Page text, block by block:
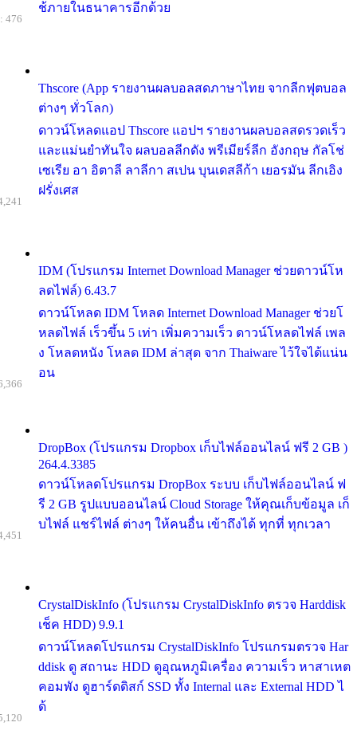
ช้ภายในธนาคารอีกด้วย
Thscore (App รายงานผลบอลสดภาษาไทย จากลีกฟุตบอล
ต่างๆ ทั่วโลก)
ดาวน์โหลดแอป Thscore แอปฯ รายงานผลบอลสดรวดเร็ว
และแม่นยำทันใจ ผลบอลลีกดัง พรีเมียร์ลีก อังกฤษ กัลโช่
เซเรีย อา อิตาลี ลาลีกา สเปน บุนเดสลีก้า เยอรมัน ลีกเอิง
ฝรั่งเศส
476
IDM (โปรแกรม Internet Download Manager ช่วยดาวน์โห
ลดไฟล์) 6.43.7
ดาวน์โหลด IDM โหลด Internet Download Manager ช่วยโ
หลดไฟล์ เร็วขึ้น 5 เท่า เพิ่มความเร็ว ดาวน์โหลดไฟล์ เพล
ง โหลดหนัง โหลด IDM ล่าสุด จาก Thaiware ไว้ใจได้แน่น
อน
DropBox (โปรแกรม Dropbox เก็บไฟล์ออนไลน์ ฟรี 2 GB )
264.4.3385
ดาวน์โหลดโปรแกรม DropBox ระบบ เก็บไฟล์ออนไลน์ ฟ
รี 2 GB รูปแบบออนไลน์ Cloud Storage ให้คุณเก็บข้อมูล เก็
บไฟล์ แชร์ไฟล์ ต่างๆ ให้คนอื่น เข้าถึงได้ ทุกที่ ทุกเวลา
CrystalDiskInfo (โปรแกรม CrystalDiskInfo ตรวจ Harddisk
เช็ค HDD) 9.9.1
ดาวน์โหลดโปรแกรม CrystalDiskInfo โปรแกรมตรวจ Har
ddisk ดู สถานะ HDD ดูอุณหภูมิเครื่อง ความเร็ว หาสาเหต
คอมพัง ดูฮาร์ดดิสก์ SSD ทั้ง Internal และ External HDD ไ
ด้